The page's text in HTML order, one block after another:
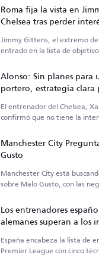
Roma fija la vista en
Chelsea tras perder
Nusa
Jimmy Gittens, el extremo
entrado en la lista de
Alonso: Sin planes para
portero, estrategia
de la Premier League
El entrenador del Chelsea,
confirmó que no tiene la
Manchester City
Gusto
Manchester City está
sobre Malo Gusto, con las
Los entrenadores
alemanes superan a los
Premier League
España encabeza la lista de
Premier League con cinco